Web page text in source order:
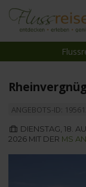
Reedereien
ANGEBOTS-ID:
DIENSTAG, 18.
2026 MIT DER MS